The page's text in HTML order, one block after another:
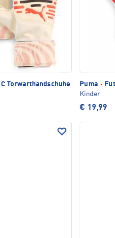
Torwarthandschuhe Puma ·
Kinder
€ 19,99